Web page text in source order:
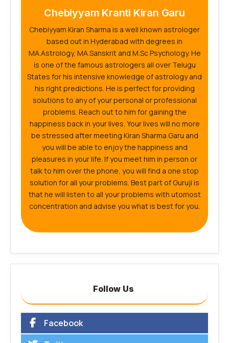
Chebiyyam Kranti Kiran Garu
Chebiyyam Kiran Sharma is a well known astrologer
based out in Hyderabad with degrees in
MA.Astrology, MA.Sanskrit and M.Sc Psychology. He
is one of the famous astrologers all over Telugu
States for his intensive knowledge of astrology and
his right predictions. He is perfect for providing
solutions to any of your personal or professional
problems. Reach out to him for gaining the
happiness back in your lives. Your lives will no more
be stressed after meeting Kiran Sharma Garu and
you will be able to enjoy the happiness and
pleasures in your life. If you meet him in person or
talk to him over the phone, you will find a one stop
solution for all your problems. Best part of Guruji is
that he will listen to all your problems with utomost
concentration and advise you what is best for you.
Follow Us
Facebook